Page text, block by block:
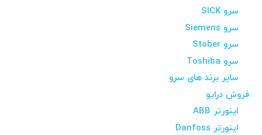
سرو SICK
سرو Siemens
سرو Stober
سرو Toshiba
سایر برند های سرو
فروش درایو
اینورتر ABB
اینورتر Danfoss